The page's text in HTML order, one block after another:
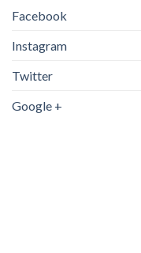
Facebook
Instagram
Twitter
Google +